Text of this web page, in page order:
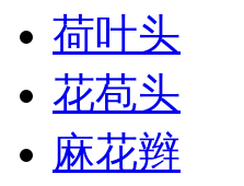
荷叶头
花苞头
麻花辫